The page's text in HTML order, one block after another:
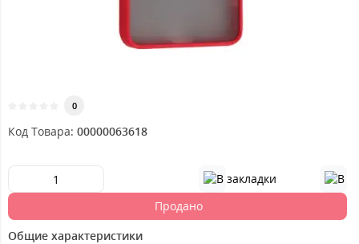
0
Код Товара: 00000063618
Продано
Общие характеристики